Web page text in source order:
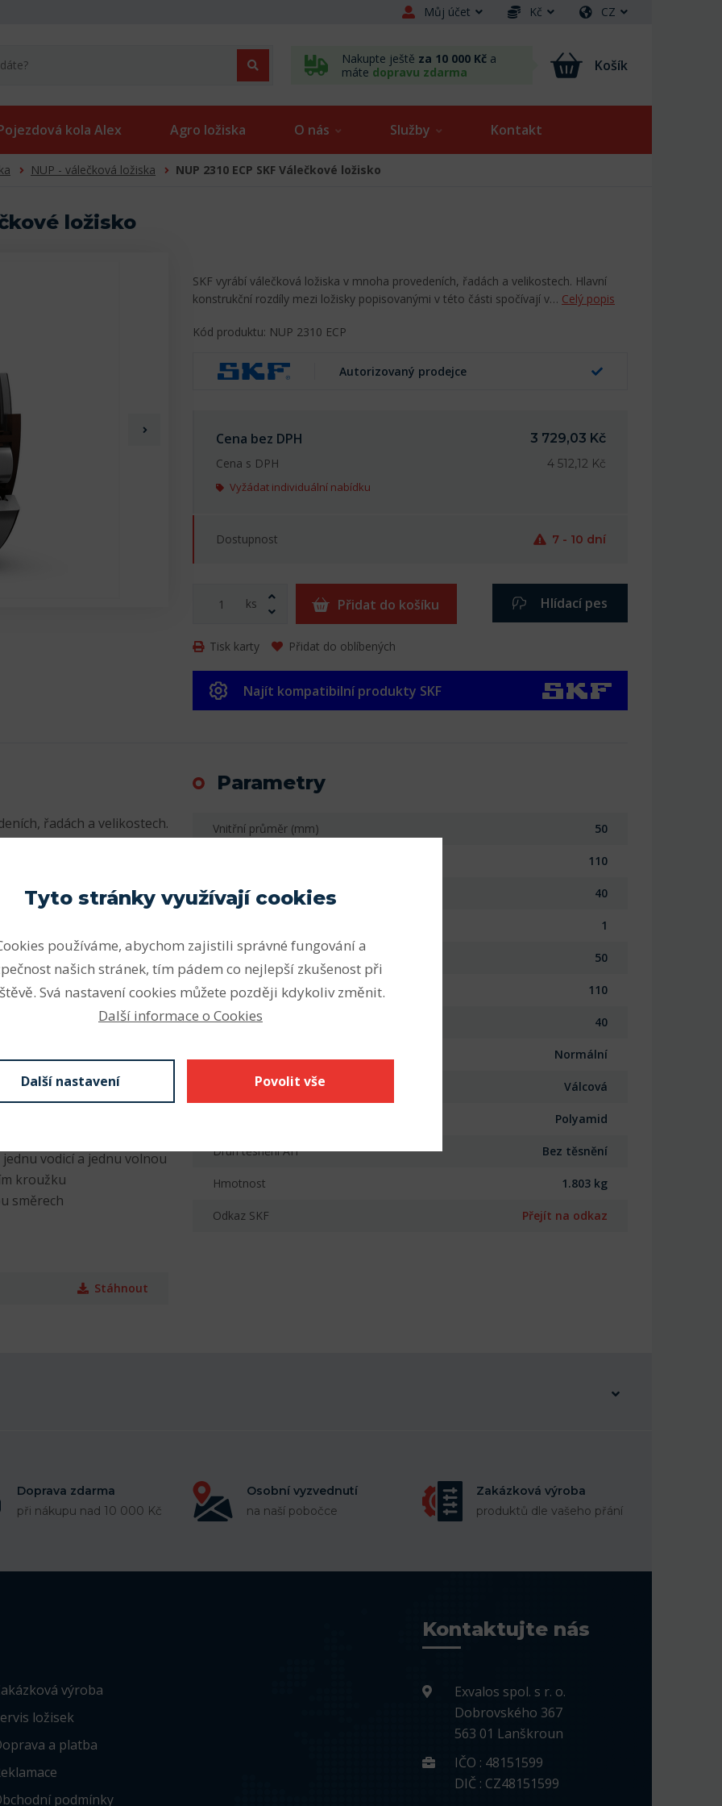
Můj účet Kč CZ
Nakupte ještě za 10 000 Kč a
máte dopravu zdarma Košík
kola Alex Agro ložiska O nás Služby Kontakt
NUP - válečková ložiska NUP 2310 ECP SKF Válečkové ložisko
ložisko
SKF vyrábí válečková ložiska v mnoha provedeních, řadách a velikostech. Hlavní
konstrukční rozdíly mezi ložisky popisovanými v této části spočívají v… Celý popis
Kód produktu: NUP 2310 ECP
Autorizovaný prodejce
Cena bez DPH
3 729,03 Kč
Cena s DPH
4 512,12 Kč
Vyžádat individuální nabídku
Dostupnost 7 - 10 dní
ks Přidat do košíku Hlídací pes
Tisk karty Přidat do oblíbených
Najít kompatibilní produkty SKF
řadách a velikostech.
v této části
zatížení, snášet velká
valivých těles (bez
proto vhodná pro velmi
Vysoce únosná
ložiska s plným
ložiska s klecí.
(poloha a počet
vodicí a jednu volnou
kroužku
směrech
Stáhnout
Parametry
Vnitřní průměr (mm) 50
110
Šířka (mm) 40
1
Vnitřní průměr (mm) 50
Vnější průměr (mm) 110
Šířka - B (mm) F 40
Normální
Provedení díry Válcová
Polyamid
Druh těsnění AH Bez těsnění
Hmotnost 1.803 kg
Odkaz SKF Přejít na odkaz
Doprava zdarma
při nákupu nad 10 000 Kč
Osobní vyzvednutí
na naší pobočce
Zakázková výroba
produktů dle vašeho přání
výroba
ložisek
a platba
podmínky
Kontaktujte nás
Exvalos spol. s r. o.
Dobrovského 367
563 01 Lanškroun
IČO : 48151599
DIČ : CZ48151599
Tyto stránky využívají cookies
používáme, abychom zajistili správné fungování a
našich stránek, tím pádem co nejlepší zkušenost při
Svá nastavení cookies můžete později kdykoliv změnit.
Další informace o Cookies
Další nastavení Povolit vše